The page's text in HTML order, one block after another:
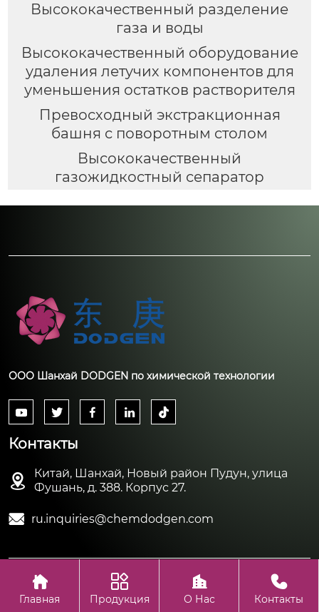
Высококачественный разделение
газа и воды
Высококачественный оборудование
удаления летучих компонентов для
уменьшения остатков растворителя
Превосходный экстракционная
башня с поворотным столом
Высококачественный
газожидкостный сепаратор
ООО Шанхай DODGEN по химической технологии
    
Контакты

Китай, Шанхай, Новый район Пудун, улица
Фушань, д. 388. Корпус 27.
 ru.inquiries@chemdodgen.com
Авторское право©ООО Шанхай DODGEN по химической
технологии

Главная

Продукция

О Нас

Контакты